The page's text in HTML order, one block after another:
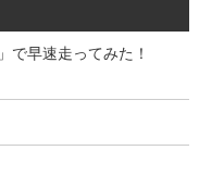
で早速走ってみた！